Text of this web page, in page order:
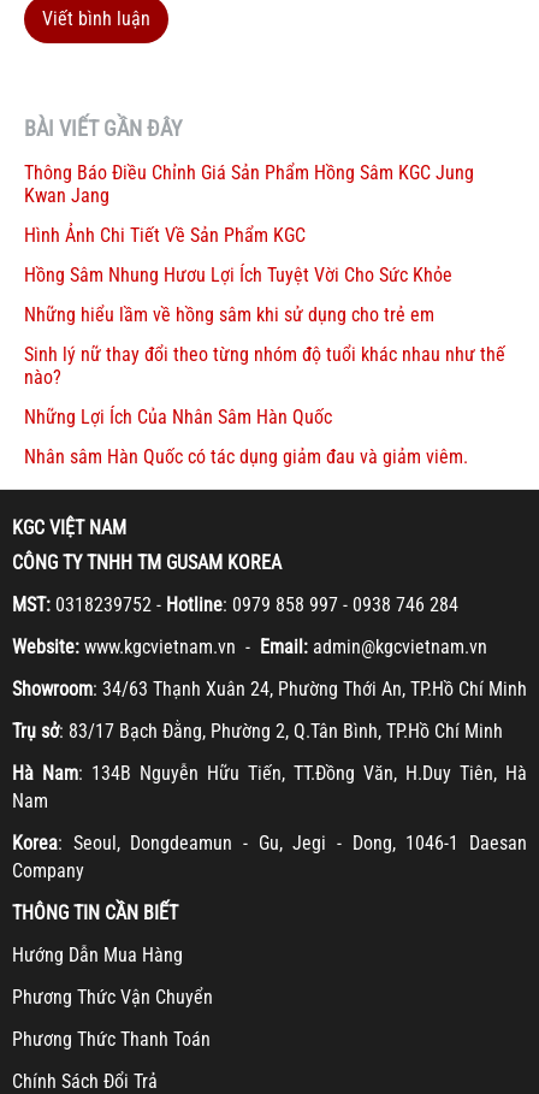
Viết bình luận
BÀI VIẾT GẦN ĐÂY
Thông Báo Điều Chỉnh Giá Sản Phẩm Hồng Sâm KGC Jung
Kwan Jang
Hình Ảnh Chi Tiết Về Sản Phẩm KGC
Hồng Sâm Nhung Hươu Lợi Ích Tuyệt Vời Cho Sức Khỏe
Những hiểu lầm về hồng sâm khi sử dụng cho trẻ em
Sinh lý nữ thay đổi theo từng nhóm độ tuổi khác nhau như thế
nào?
Những Lợi Ích Của Nhân Sâm Hàn Quốc
Nhân sâm Hàn Quốc có tác dụng giảm đau và giảm viêm.
KGC VIỆT NAM
CÔNG TY TNHH TM GUSAM KOREA
MST: 0318239752 - Hotline: 0979 858 997 - 0938 746 284
Website: www.kgcvietnam.vn - Email: admin@kgcvietnam.vn
Showroom: 34/63 Thạnh Xuân 24, Phường Thới An, TP.Hồ Chí Minh
Trụ sở: 83/17 Bạch Đằng, Phường 2, Q.Tân Bình, TP.Hồ Chí Minh
Hà Nam: 134B Nguyễn Hữu Tiến, TT.Đồng Văn, H.Duy Tiên, Hà
Nam
Korea: Seoul, Dongdeamun - Gu, Jegi - Dong, 1046-1 Daesan
Company
THÔNG TIN CẦN BIẾT
Hướng Dẫn Mua Hàng
Phương Thức Vận Chuyển
Phương Thức Thanh Toán
Chính Sách Đổi Trả